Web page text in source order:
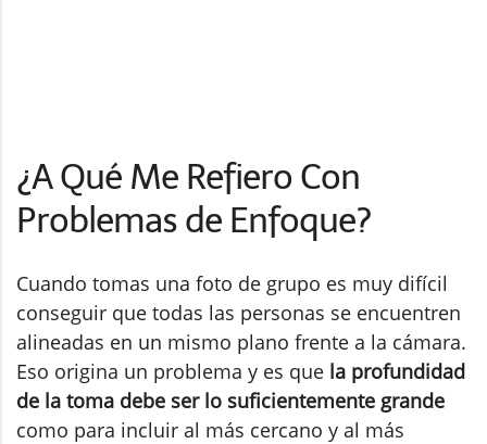
¿A Qué Me Refiero Con
Problemas de Enfoque?
Cuando tomas una foto de grupo es muy difícil
conseguir que todas las personas se encuentren
alineadas en un mismo plano frente a la cámara.
Eso origina un problema y es que la profundidad
de la toma debe ser lo suficientemente grande
como para incluir al más cercano y al más